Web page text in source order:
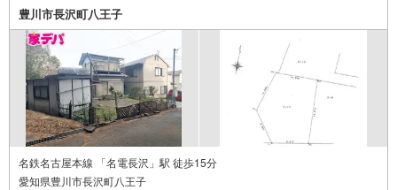
9時00分～午後6時30分 （定休日:水曜日）この時間帯はお
電話でのお問い合わせがスムーズにご案内できます。右下
の電話ボタンをタッチ！もしくはお気軽にお電話くださ
い。
豊川市長沢町八王子
名鉄名古屋本線 「名電長沢」駅 徒歩15分
愛知県豊川市長沢町八王子